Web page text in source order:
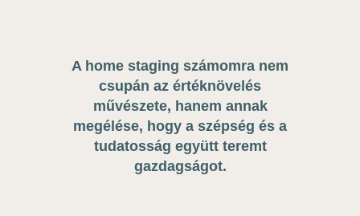
A home staging számomra nem
csupán az értéknövelés
művészete, hanem annak
megélése, hogy a szépség és a
tudatosság együtt teremt
gazdagságot.